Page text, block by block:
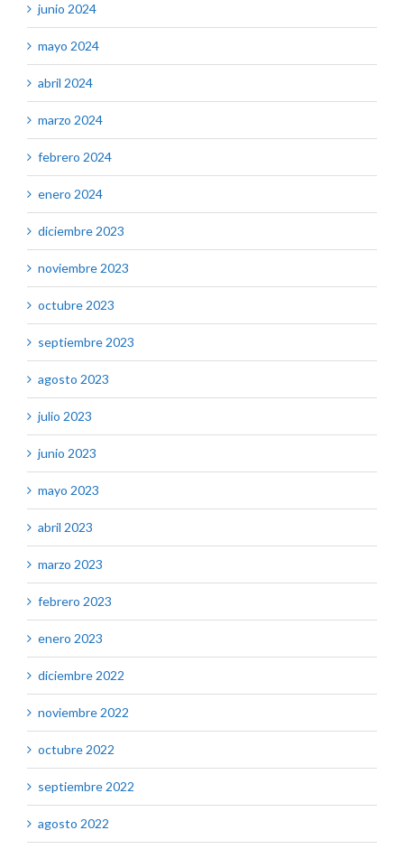
junio 2024
mayo 2024
abril 2024
marzo 2024
febrero 2024
enero 2024
diciembre 2023
noviembre 2023
octubre 2023
septiembre 2023
agosto 2023
julio 2023
junio 2023
mayo 2023
abril 2023
marzo 2023
febrero 2023
enero 2023
diciembre 2022
noviembre 2022
octubre 2022
septiembre 2022
agosto 2022